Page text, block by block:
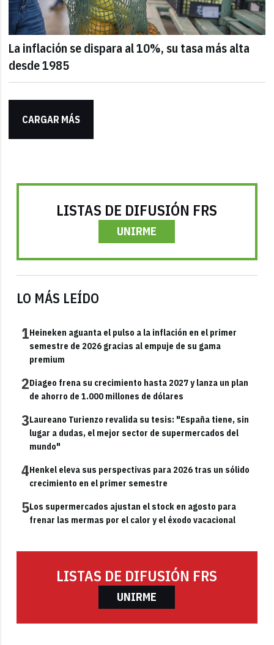
La inflación se dispara al 10%, su tasa más alta
desde 1985
CARGAR MÁS
LISTAS DE DIFUSIÓN FRS
UNIRME
LO MÁS LEÍDO
1Heineken aguanta el pulso a la inflación en el primer
semestre de 2026 gracias al empuje de su gama
premium
2Diageo frena su crecimiento hasta 2027 y lanza un plan
de ahorro de 1.000 millones de dólares
3Laureano Turienzo revalida su tesis: "España tiene, sin
lugar a dudas, el mejor sector de supermercados del
mundo"
4Henkel eleva sus perspectivas para 2026 tras un sólido
crecimiento en el primer semestre
5Los supermercados ajustan el stock en agosto para
frenar las mermas por el calor y el éxodo vacacional
LISTAS DE DIFUSIÓN FRS
UNIRME